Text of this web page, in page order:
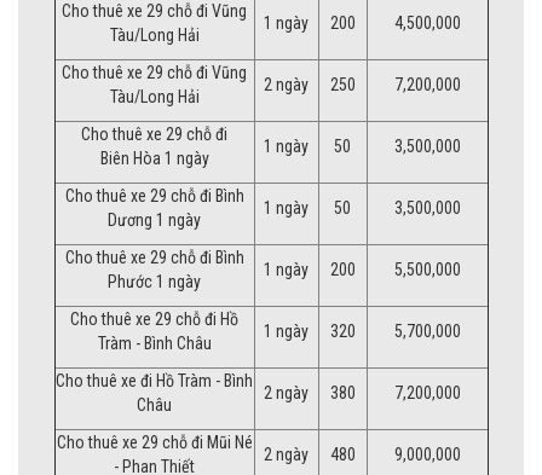
Cho thuê xe 29 chỗ đi Vũng
Tàu/Long Hải
1 ngày 200 4,500,000
Cho thuê xe 29 chỗ đi Vũng
Tàu/Long Hải
2 ngày 250 7,200,000
Cho thuê xe 29 chỗ đi
Biên Hòa 1 ngày
1 ngày 50 3,500,000
Cho thuê xe 29 chỗ đi Bình
Dương 1 ngày
1 ngày 50 3,500,000
Cho thuê xe 29 chỗ đi Bình
Phước 1 ngày
1 ngày 200 5,500,000
Cho thuê xe 29 chỗ đi Hồ
Tràm - Bình Châu
1 ngày 320 5,700,000
Cho thuê xe đi Hồ Tràm - Bình
Châu
2 ngày 380 7,200,000
Cho thuê xe 29 chỗ đi Mũi Né
- Phan Thiết
2 ngày 480 9,000,000